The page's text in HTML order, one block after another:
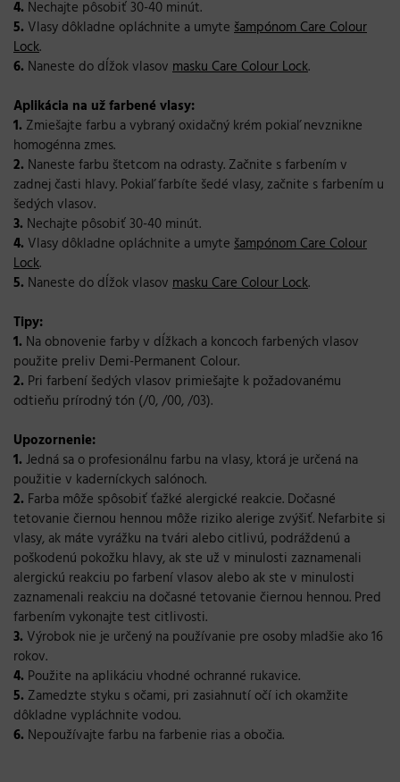
4. Nechajte pôsobiť 30-40 minút.
5. Vlasy dôkladne opláchnite a umyte šampónom Care Colour
Lock.
6. Naneste do dĺžok vlasov masku Care Colour Lock.
Aplikácia na už farbené vlasy:
1. Zmiešajte farbu a vybraný oxidačný krém pokiaľ nevznikne
homogénna zmes.
2. Naneste farbu štetcom na odrasty. Začnite s farbením v
zadnej časti hlavy. Pokiaľ farbíte šedé vlasy, začnite s farbením u
šedých vlasov.
3. Nechajte pôsobiť 30-40 minút.
4. Vlasy dôkladne opláchnite a umyte šampónom Care Colour
Lock.
5. Naneste do dĺžok vlasov masku Care Colour Lock.
Tipy:
1. Na obnovenie farby v dĺžkach a koncoch farbených vlasov
použite preliv Demi-Permanent Colour.
2. Pri farbení šedých vlasov primiešajte k požadovanému
odtieňu prírodný tón (/0, /00, /03).
Upozornenie:
1. Jedná sa o profesionálnu farbu na vlasy, ktorá je určená na
použitie v kaderníckych salónoch.
2. Farba môže spôsobiť ťažké alergické reakcie. Dočasné
tetovanie čiernou hennou môže riziko alerige zvýšiť. Nefarbite si
vlasy, ak máte vyrážku na tvári alebo citlivú, podráždenú a
poškodenú pokožku hlavy, ak ste už v minulosti zaznamenali
alergickú reakciu po farbení vlasov alebo ak ste v minulosti
zaznamenali reakciu na dočasné tetovanie čiernou hennou. Pred
farbením vykonajte test citlivosti.
3. Výrobok nie je určený na používanie pre osoby mladšie ako 16
rokov.
4. Použite na aplikáciu vhodné ochranné rukavice.
5. Zamedzte styku s očami, pri zasiahnutí očí ich okamžite
dôkladne vypláchnite vodou.
6. Nepoužívajte farbu na farbenie rias a obočia.